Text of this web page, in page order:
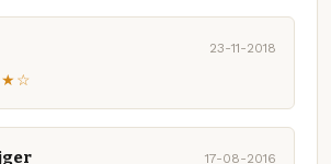
23-11-2018
17-08-2016